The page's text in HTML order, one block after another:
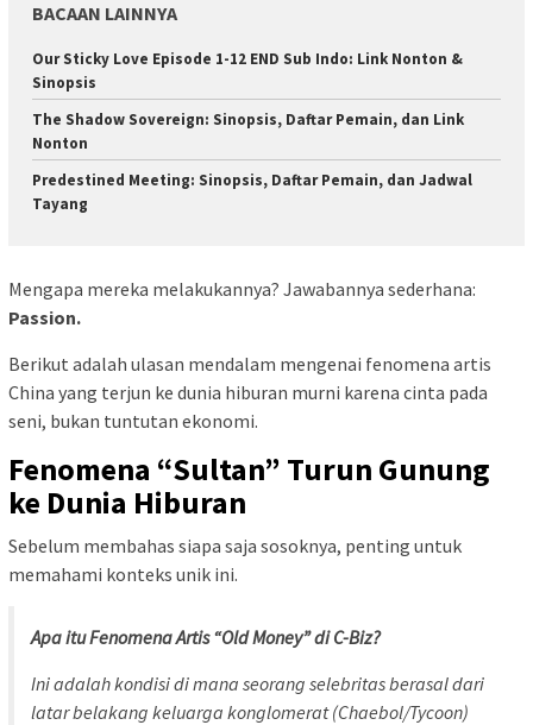
BACAAN LAINNYA
Our Sticky Love Episode 1-12 END Sub Indo: Link Nonton &
Sinopsis
The Shadow Sovereign: Sinopsis, Daftar Pemain, dan Link
Nonton
Predestined Meeting: Sinopsis, Daftar Pemain, dan Jadwal
Tayang
Mengapa mereka melakukannya? Jawabannya sederhana:
Passion.
Berikut adalah ulasan mendalam mengenai fenomena artis
China yang terjun ke dunia hiburan murni karena cinta pada
seni, bukan tuntutan ekonomi.
Fenomena “Sultan” Turun Gunung
ke Dunia Hiburan
Sebelum membahas siapa saja sosoknya, penting untuk
memahami konteks unik ini.
Apa itu Fenomena Artis “Old Money” di C-Biz?
Ini adalah kondisi di mana seorang selebritas berasal dari
latar belakang keluarga konglomerat (Chaebol/Tycoon)